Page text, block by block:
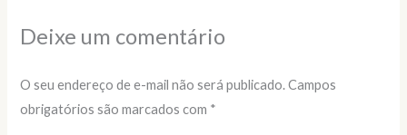
Deixe um comentário
O seu endereço de e-mail não será publicado. Campos
obrigatórios são marcados com *